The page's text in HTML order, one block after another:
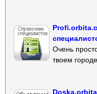
Очень
твоем